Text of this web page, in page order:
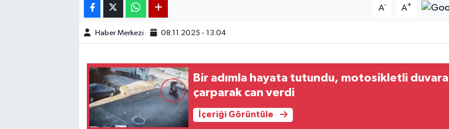
A- A+
Haber Merkezi 08.11.2025 - 13:04
Bir adımla hayata tutundu, motosikletli duvara
çarparak can verdi
İçeriği Görüntüle